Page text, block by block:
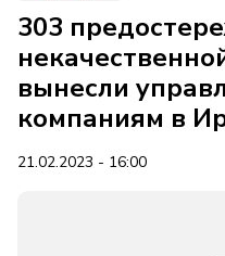
303
вынесли
компаниям в
21.02.2023 - 16:00